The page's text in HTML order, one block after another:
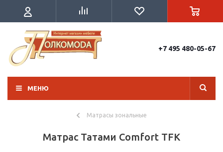
+7 495 480-05-67
МЕНЮ
Матрасы зональные
Матрас Татами Comfort TFK